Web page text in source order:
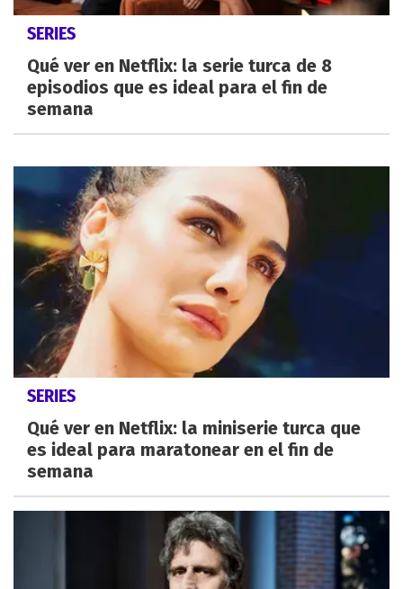
SERIES
Qué ver en Netflix: la serie turca de 8
episodios que es ideal para el fin de
semana
SERIES
Qué ver en Netflix: la miniserie turca que
es ideal para maratonear en el fin de
semana